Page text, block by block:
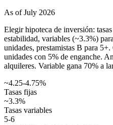
As of July 2026
Elegir hipoteca de inversión:
estabilidad, variables (~3.3%)
unidades, prestamistas B para
unidades con 5% de enganche.
alquileres. Variable gana 70% a
~4.25-4.75%
Tasas fijas
~3.3%
Tasas variables
5-6